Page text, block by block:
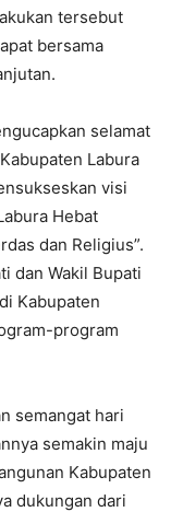
tersebut
bersama
selamat
Labura
visi
Hebat
dan Religius”.
dan Wakil Bupati
Kabupaten
program
semangat hari
semakin maju
Kabupaten
dukungan dari